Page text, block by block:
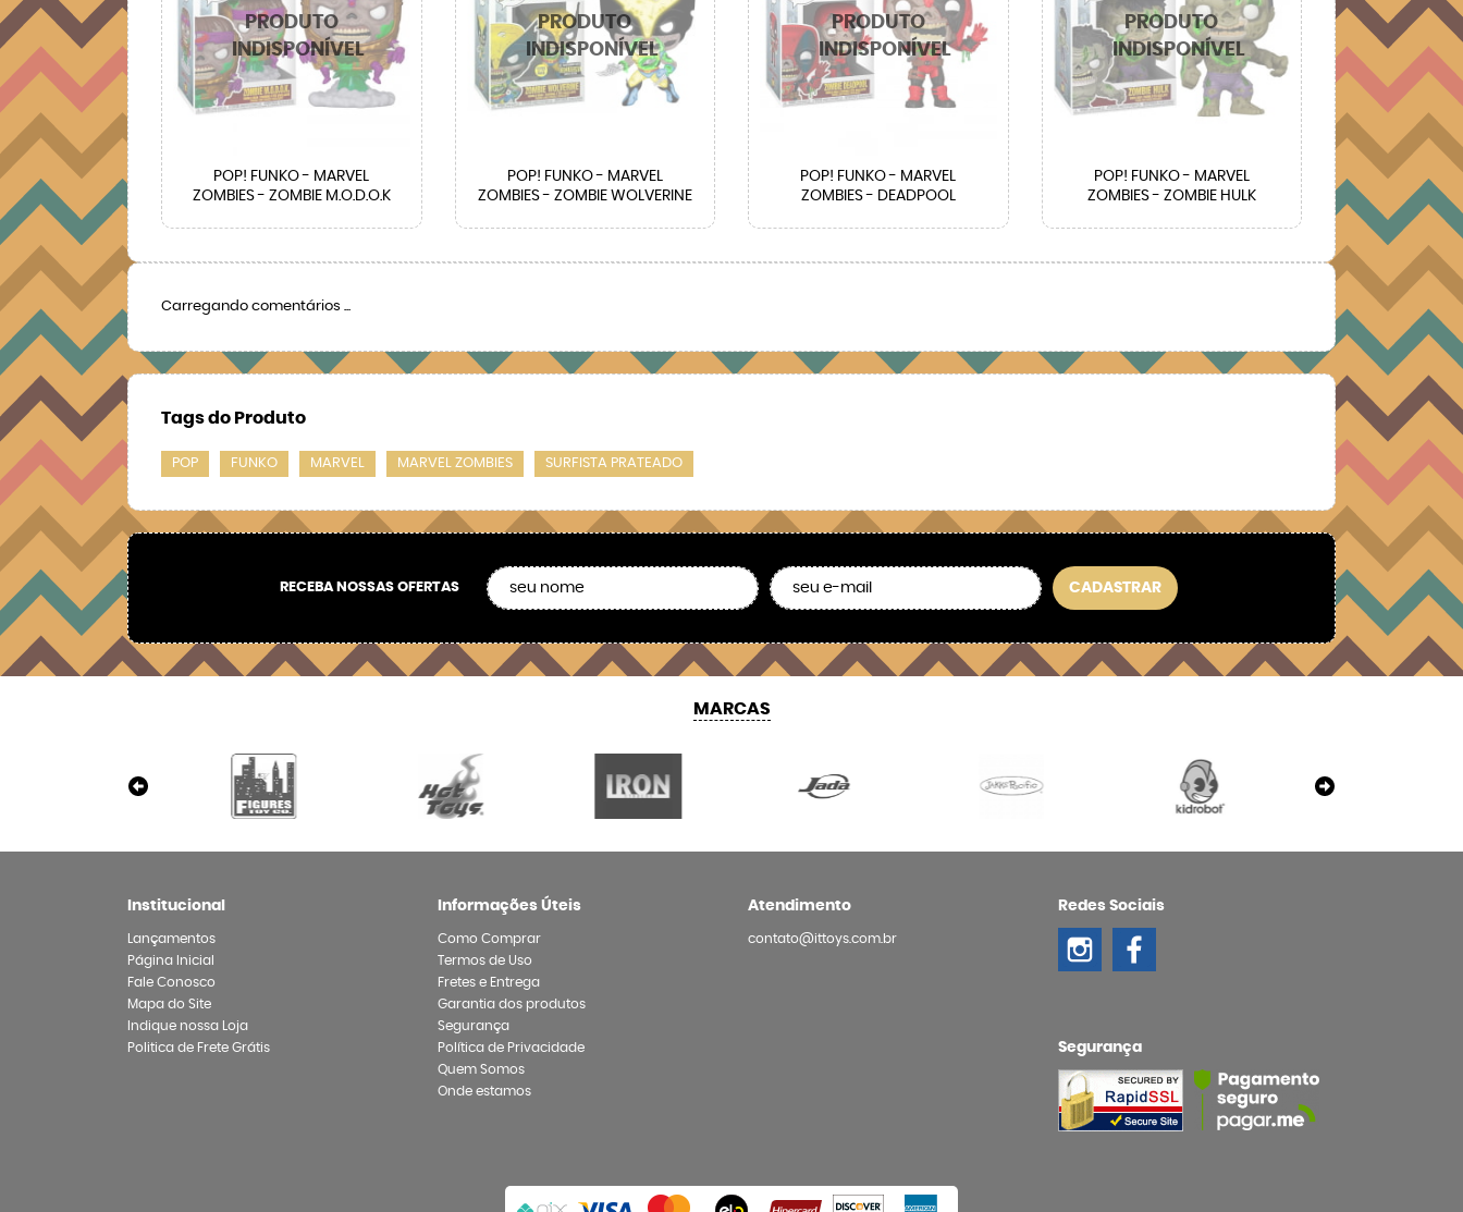
POP! FUNKO - MARVEL
ZOMBIES - ZOMBIE M.O.D.O.K
POP! FUNKO - MARVEL
ZOMBIES - ZOMBIE WOLVERINE
POP! FUNKO - MARVEL
ZOMBIES - DEADPOOL
POP! FUNKO - MARVEL
ZOMBIES - ZOMBIE HULK
Carregando comentários ...
Tags do Produto
POP FUNKO MARVEL MARVEL ZOMBIES SURFISTA PRATEADO
RECEBA NOSSAS OFERTAS CADASTRAR
MARCAS
Institucional
Lançamentos
Página Inicial
Fale Conosco
Mapa do Site
Indique nossa Loja
Politica de Frete Grátis
Informações Úteis
Como Comprar
Termos de Uso
Fretes e Entrega
Garantia dos produtos
Segurança
Política de Privacidade
Quem Somos
Onde estamos
Atendimento
contato@ittoys.com.br
Redes Sociais
Segurança